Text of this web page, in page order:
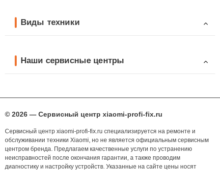
Виды техники
Наши сервисные центры
© 2026 — Сервисный центр xiaomi-profi-fix.ru
Сервисный центр xiaomi-profi-fix.ru специализируется на ремонте и
обслуживании техники Xiaomi, но не является официальным сервисным
центром бренда. Предлагаем качественные услуги по устранению
неисправностей после окончания гарантии, а также проводим
диагностику и настройку устройств. Указанные на сайте цены носят